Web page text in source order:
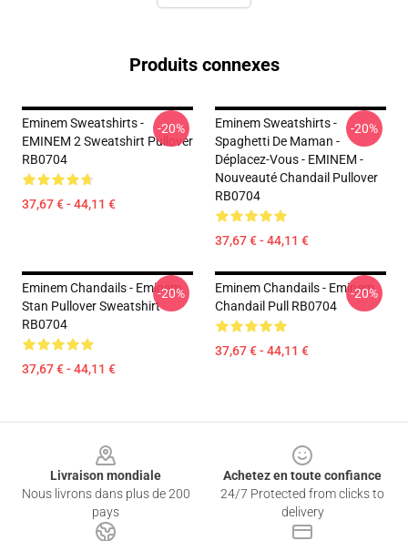
Produits connexes
Eminem Sweatshirts -
EMINEM 2 Sweatshirt Pullover
RB0704
37,67 € - 44,11 €
-20%
Eminem Sweatshirts -
Spaghetti De Maman -
Déplacez-Vous - EMINEM -
Nouveauté Chandail Pullover
RB0704
37,67 € - 44,11 €
-20%
Eminem Chandails - Eminem
Stan Pullover Sweatshirt
RB0704
37,67 € - 44,11 €
-20%
Eminem Chandails - Eminem
Chandail Pull RB0704
37,67 € - 44,11 €
-20%
Livraison mondiale
Nous livrons dans plus de 200
pays
Achetez en toute confiance
24/7 Protected from clicks to
delivery